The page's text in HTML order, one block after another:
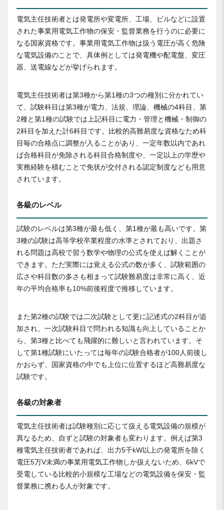
電気主任技術者とは発電所や変電所、工場、ビルなどに設置
された事業用電気工作物の保安・監督業務を行うのに必要に
なる国家資格です。事業用電気工作物は扱う電圧が高く危険
な電気設備のことで、具体例としては発電機や配電盤、変圧
器、送電線などが挙げられます。
電気主任技術者は第3種から第1種の3つの種別に分かれてい
て、試験科目は第3種が電力、法規、理論、機械の4科目、第
2種と第1種の試験では上記科目に電力・管理と機械・制御の
2科目を加えた計6科目です。比較的高難易度な資格なため科
目毎の合格点に調整が入ることがあり、一定年数以内であれ
ば合格科目が免除される科目合格制度や、一定以上の学歴や
実務経験を積むことで免状が交付される認定制度なども用意
されています。
各級のレベル
試験のレベルは第3種が最も低く、第1種が最も高いです。第
3種の試験は高等学校卒業程度の水準とされており、出題さ
れる問題は高校で習う数学や物理の公式を使えば解くことが
できます。ただ実際には覚える公式の数が多く、試験範囲の
広さや科目数の多さも相まって試験難易度は非常に高く、近
年の平均合格率も10%前後程度で推移しています。
また第2種の試験では二次試験として更に記述式の2科目が追
加され、一次試験科目で問われる知識も向上していることか
ら、第3種と比べても飛躍的に難しいと言われています。そ
して第1種試験にいたっては毎年の試験合格者が100人前後し
かおらず、国家資格の中でも上位に位置するほど高難易度な
試験です。
各級の対象者
電気主任技術者は試験種別に応じて扱える電気設備の規模が
異なるため、自ずと試験の対象者も変わります。例えば第3
種電気主任技術者であれば、出力5千kW以上の発電所を除く
電圧5万V未満の事業用電気工作物しか扱えないため、6kVで
受電している比較的小規模な工場などの電気設備を保安・監
督業務に携わる人が対象です。